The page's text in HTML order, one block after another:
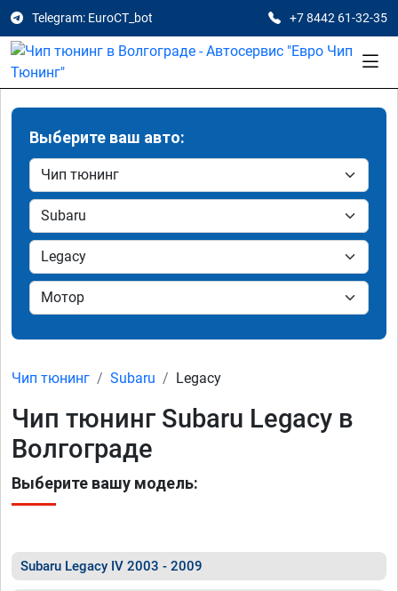
Telegram: EuroCT_bot +7 8442 61-32-35
Выберите ваш авто:
Чип тюнинг Subaru Legacy
Чип тюнинг Subaru Legacy в
Волгограде
Выберите вашу модель:
Subaru Legacy IV 2003 - 2009